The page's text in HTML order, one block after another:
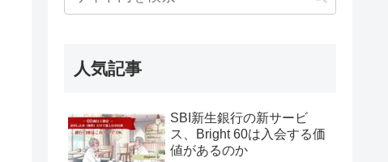
人気記事
SBI新生銀行の新サービ
ス、Bright 60は入会する価
値があるのか